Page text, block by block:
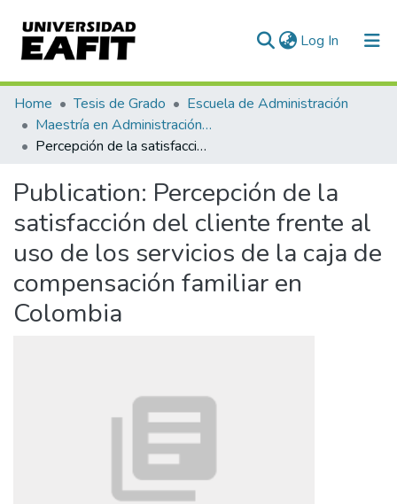
Log In (current)
Communities & Collections
All of DSpace
Home Tesis de Grado
Escuela de Administración
Maestría en Administración - MBA (tesis)
Percepción de la satisfacción del cliente frente al uso de los servicios de la caja de compensación familiar en Colombia
Publication: Percepción de la
satisfacción del cliente frente al
uso de los servicios de la caja de
compensación familiar en
Colombia